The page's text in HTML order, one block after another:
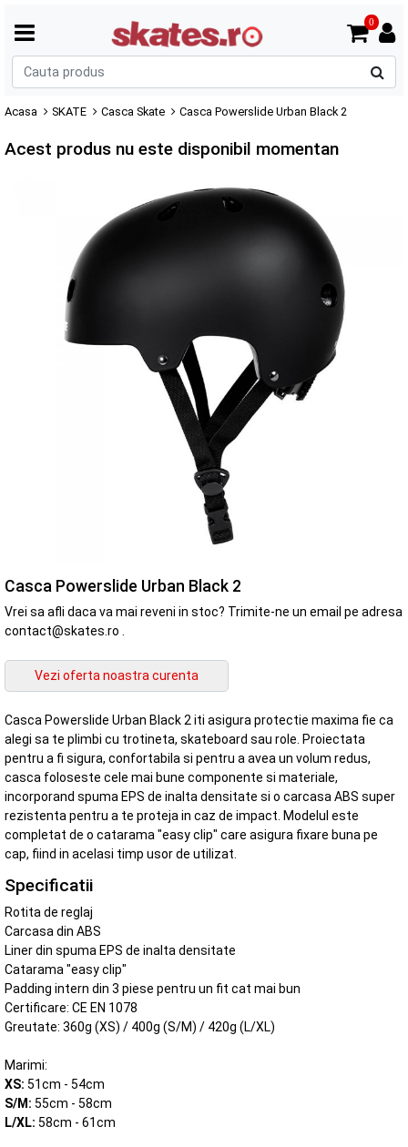
0
Acasa SKATE Casca Skate Casca Powerslide Urban Black 2
Acest produs nu este disponibil momentan
Casca Powerslide Urban Black 2
Vrei sa afli daca va mai reveni in stoc? Trimite-ne un email pe adresa
contact@skates.ro .
Casca Powerslide Urban Black 2 iti asigura protectie maxima fie ca
alegi sa te plimbi cu trotineta, skateboard sau role. Proiectata
pentru a fi sigura, confortabila si pentru a avea un volum redus,
casca foloseste cele mai bune componente si materiale,
incorporand spuma EPS de inalta densitate si o carcasa ABS super
rezistenta pentru a te proteja in caz de impact. Modelul este
completat de o catarama "easy clip" care asigura fixare buna pe
cap, fiind in acelasi timp usor de utilizat.
Specificatii
Rotita de reglaj
Carcasa din ABS
Liner din spuma EPS de inalta densitate
Catarama "easy clip"
Padding intern din 3 piese pentru un fit cat mai bun
Certificare: CE EN 1078
Greutate: 360g (XS) / 400g (S/M) / 420g (L/XL)
Marimi:
XS: 51cm - 54cm
S/M: 55cm - 58cm
L/XL: 58cm - 61cm